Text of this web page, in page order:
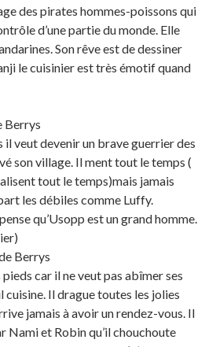
des pirates hommes-poissons qui
d’une partie du monde. Elle
Son rêve est de dessiner
le cuisinier est très émotif quand
Berrys
il veut devenir un brave guerrier des
son village. Il ment tout le temps (
tout le temps)mais jamais
les débiles comme Luffy.
qu’Usopp est un grand homme.
Berrys
pieds car il ne veut pas abîmer ses
cuisine. Il drague toutes les jolies
jamais à avoir un rendez-vous. Il
Nami et Robin qu’il chouchoute